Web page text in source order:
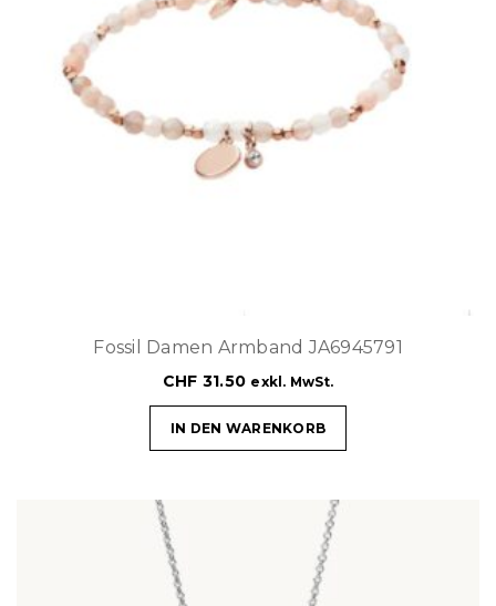
Fossil Damen Armband JA6945791
CHF 31.50 exkl. MwSt.
IN DEN WARENKORB